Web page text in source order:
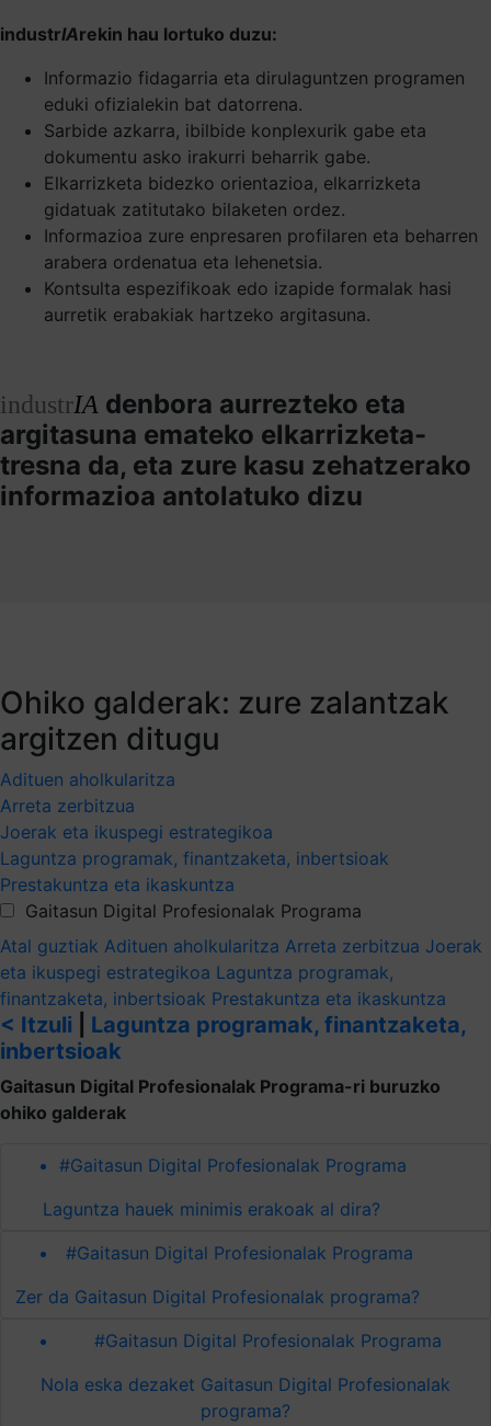
industrIArekin hau lortuko duzu:
Informazio fidagarria eta dirulaguntzen programen
eduki ofizialekin bat datorrena.
Sarbide azkarra, ibilbide konplexurik gabe eta
dokumentu asko irakurri beharrik gabe.
Elkarrizketa bidezko orientazioa, elkarrizketa
gidatuak zatitutako bilaketen ordez.
Informazioa zure enpresaren profilaren eta beharren
arabera ordenatua eta lehenetsia.
Kontsulta espezifikoak edo izapide formalak hasi
aurretik erabakiak hartzeko argitasuna.
industrIA denbora aurrezteko eta
argitasuna emateko elkarrizketa-
tresna da, eta zure kasu zehatzerako
informazioa antolatuko dizu
Ohiko galderak: zure zalantzak
argitzen ditugu
Adituen aholkularitza
Arreta zerbitzua
Joerak eta ikuspegi estrategikoa
Laguntza programak, finantzaketa, inbertsioak
Prestakuntza eta ikaskuntza
Gaitasun Digital Profesionalak Programa
Atal guztiak Adituen aholkularitza Arreta zerbitzua Joerak
eta ikuspegi estrategikoa Laguntza programak,
finantzaketa, inbertsioak Prestakuntza eta ikaskuntza
< Itzuli
Laguntza programak, finantzaketa,
inbertsioak
Gaitasun Digital Profesionalak Programa-ri buruzko
ohiko galderak
#Gaitasun Digital Profesionalak Programa
Laguntza hauek minimis erakoak al dira?
#Gaitasun Digital Profesionalak Programa
Zer da Gaitasun Digital Profesionalak programa?
#Gaitasun Digital Profesionalak Programa
Nola eska dezaket Gaitasun Digital Profesionalak
programa?